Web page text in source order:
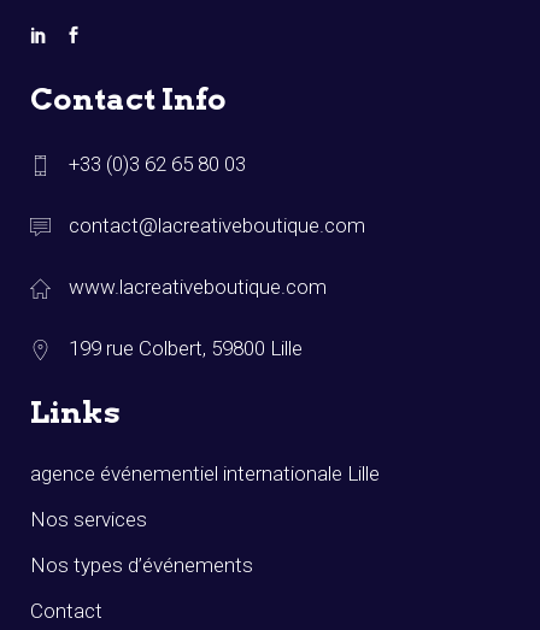
Contact Info
+33 (0)3 62 65 80 03
contact@lacreativeboutique.com
www.lacreativeboutique.com
199 rue Colbert, 59800 Lille
Links
agence événementiel internationale Lille
Nos services
Nos types d’événements
Contact